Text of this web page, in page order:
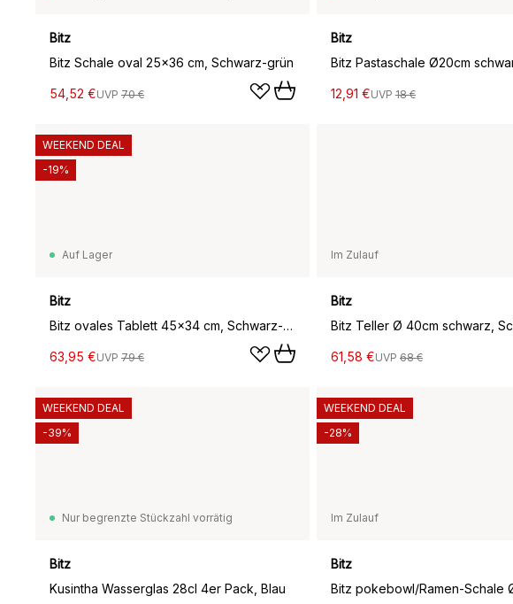
Bitz
Bitz Schale oval 25x36 cm, Schwarz-grün
54,52 €UVP 70 €
Bitz
12,91 €UVP 18 €
Auf Lager
Bitz
Bitz ovales Tablett 45x34 cm, Schwarz-grün
63,95 €UVP 79 €
WEEKEND DEAL
-19%
Im Zulauf
Bitz
61,58 €UVP 68 €
Nur begrenzte Stückzahl vorrätig
Bitz
Kusintha Wasserglas 28cl 4er Pack, Blau
WEEKEND DEAL
-39%
Im Zulauf
Bitz
WEEKEND DEAL
-28%